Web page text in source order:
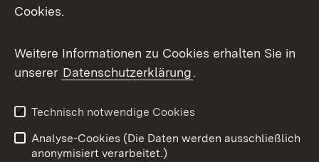
Messenger
Social Wall
X / Twitter
Youtube
Cookies.
Weitere Informationen zu Cookies erhalten Sie in
unserer Datenschutzerklärung.
Technisch notwendige Cookies
Analyse-Cookies (Die Daten werden ausschließlich
anonymisiert verarbeitet.)